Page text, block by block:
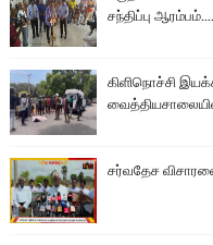
சந்திப்பு
கிளிநொச்சி
சர்வதேச